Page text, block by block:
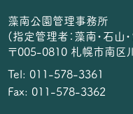
藻南公園管理事務所
(指定管理者：藻南・石山
〒005-0810 札幌市南区
Tel: 011-578-3361
Fax: 011-578-3362